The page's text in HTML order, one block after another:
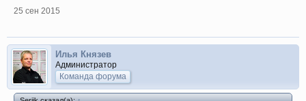
25 сен 2015
Илья Князев
Администратор
Команда форума